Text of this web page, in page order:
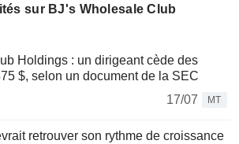
sur BJ's Wholesale Club
Holdings : un dirigeant cède des
$, selon un document de la SEC
17/07
MT
retrouver son rythme de croissance